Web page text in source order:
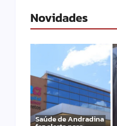
Novidades
Saúde de Andradina